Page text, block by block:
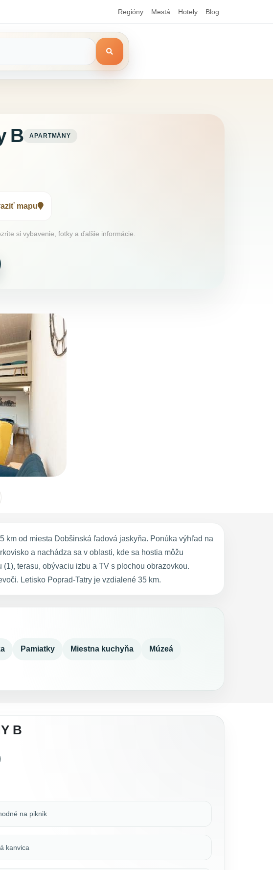
Regióny Mestá Hotely Blog
B APARTMÁNY
mapu
si vybavenie, fotky a ďalšie informácie.
km od miesta Dobšinská ľadová jaskyňa. Ponúka výhľad na
a nachádza sa v oblasti, kde sa hostia môžu
terasu, obývaciu izbu a TV s plochou obrazovkou.
Letisko Poprad-Tatry je vzdialené 35 km.
Pamiatky Miestna kuchyňa Múzeá
B
na piknik
kanvica